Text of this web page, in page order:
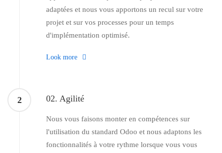
adaptées et nous vous apportons un recul sur votre
projet et sur vos processes pour un temps
d'implémentation optimisé.
Look more
2 02. Agilité
Nous vous faisons monter en compétences sur
l'utilisation du standard Odoo et nous adaptons les
fonctionnalités à votre rythme lorsque vous vous